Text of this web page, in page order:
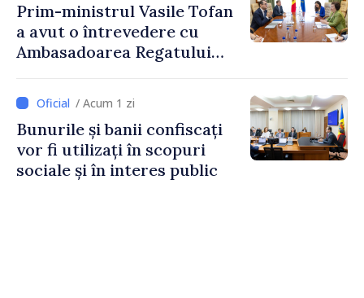
Prim-ministrul Vasile Tofan
a avut o întrevedere cu
Ambasadoarea Regatului
Irlandei de Nord, Fern
Horine / Acum 1 zi
Bunurile și banii confiscați
vor fi utilizați în scopuri
sociale și în interes public